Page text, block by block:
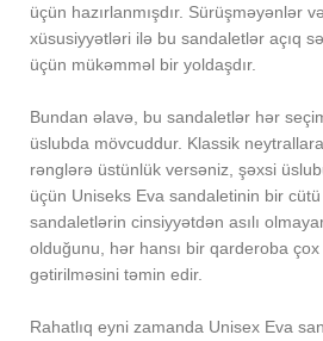
üçün hazırlanmışdır. Sürüşməyənlər
xüsusiyyətləri ilə bu sandaletlər açıq
üçün mükəmməl bir yoldaşdır.
Bundan əlavə, bu sandaletlər hər
üslubda mövcuddur. Klassik
rənglərə üstünlük versəniz, şəxsi
üçün Uniseks Eva sandaletinin bir
sandaletlərin cinsiyyətdən asılı
olduğunu, hər hansı bir qarderoba
gətirilməsini təmin edir.
Rahatlıq eyni zamanda Unisex Eva